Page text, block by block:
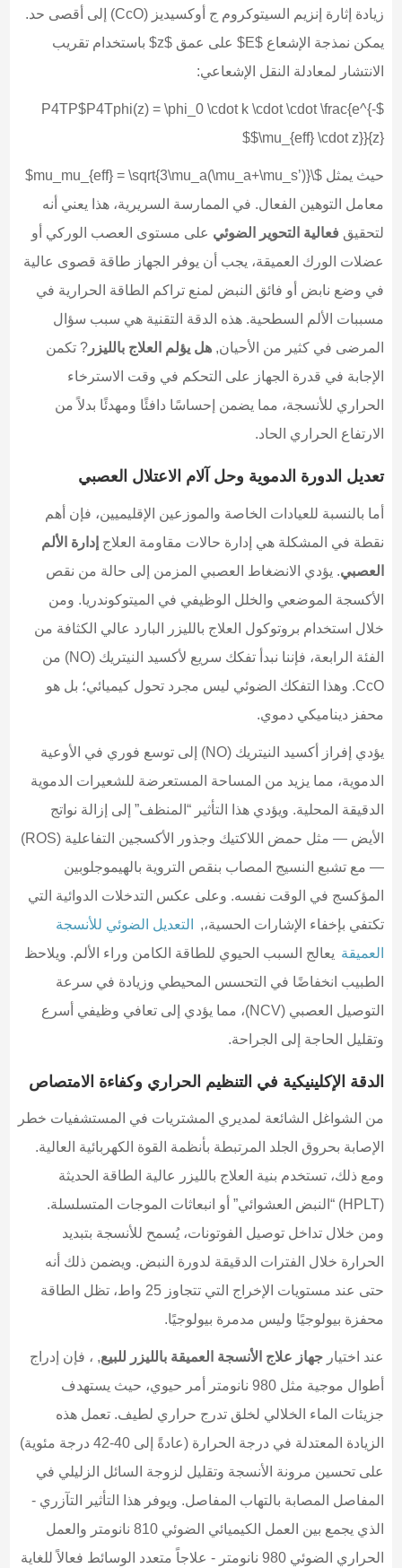
زيادة إثارة إنزيم السيتوكروم ج أوكسيديز (CcO) إلى أقصى حد.
يمكن نمذجة الإشعاع $E$ على عمق $z$ باستخدام تقريب
الانتشار لمعادلة النقل الإشعاعي:
$P4TP$P4Tphi(z) = \phi_0 \cdot k \cdot \cdot \frac{e^{-
\mu_{eff} \cdot z}}{z}$$
حيث يمثل $\mu_mu_{eff} = \sqrt{3\mu_a(\mu_a+\mu_s’)}$
معامل التوهين الفعال. في الممارسة السريرية، هذا يعني أنه
لتحقيق فعالية التحوير الضوئي على مستوى العصب الوركي أو
عضلات الورك العميقة، يجب أن يوفر الجهاز طاقة قصوى عالية
في وضع نابض أو فائق النبض لمنع تراكم الطاقة الحرارية في
مسببات الألم السطحية. هذه الدقة التقنية هي سبب سؤال
المرضى في كثير من الأحيان, هل يؤلم العلاج بالليزر ? تكمن
الإجابة في قدرة الجهاز على التحكم في وقت الاسترخاء
الحراري للأنسجة، مما يضمن إحساسًا دافئًا ومهدئًا بدلاً من
الارتفاع الحراري الحاد.
تعديل الدورة الدموية وحل آلام الاعتلال العصبي
أما بالنسبة للعيادات الخاصة والموزعين الإقليميين، فإن أهم
نقطة في المشكلة هي إدارة حالات مقاومة العلاج إدارة الألم
العصبي. يؤدي الانضغاط العصبي المزمن إلى حالة من نقص
الأكسجة الموضعي والخلل الوظيفي في الميتوكوندريا. ومن
خلال استخدام بروتوكول العلاج بالليزر البارد عالي الكثافة من
الفئة الرابعة، فإننا نبدأ تفكك سريع لأكسيد النيتريك (NO) من
CcO. وهذا التفكك الضوئي ليس مجرد تحول كيميائي؛ بل هو
محفز ديناميكي دموي.
يؤدي إفراز أكسيد النيتريك (NO) إلى توسع فوري في الأوعية
الدموية، مما يزيد من المساحة المستعرضة للشعيرات الدموية
الدقيقة المحلية. ويؤدي هذا التأثير “المنظف” إلى إزالة نواتج
الأيض — مثل حمض اللاكتيك وجذور الأكسجين التفاعلية (ROS)
— مع تشبع النسيج المصاب بنقص التروية بالهيموجلوبين
المؤكسج في الوقت نفسه. وعلى عكس التدخلات الدوائية التي
تكتفي بإخفاء الإشارات الحسية،,
التعديل الضوئي للأنسجة
العميقة يعالج السبب الحيوي للطاقة الكامن وراء الألم. ويلاحظ
الطبيب انخفاضًا في التحسس المحيطي وزيادة في سرعة
التوصيل العصبي (NCV)، مما يؤدي إلى تعافي وظيفي أسرع
وتقليل الحاجة إلى الجراحة.
الدقة الإكلينيكية في التنظيم الحراري وكفاءة الامتصاص
من الشواغل الشائعة لمديري المشتريات في المستشفيات خطر
الإصابة بحروق الجلد المرتبطة بأنظمة القوة الكهربائية العالية.
ومع ذلك، تستخدم بنية العلاج بالليزر عالية الطاقة الحديثة
(HPLT) “النبض العشوائي” أو انبعاثات الموجات المتسلسلة.
ومن خلال تداخل توصيل الفوتونات، يُسمح للأنسجة بتبديد
الحرارة خلال الفترات الدقيقة لدورة النبض. ويضمن ذلك أنه
حتى عند مستويات الإخراج التي تتجاوز 25 واط، تظل الطاقة
محفزة بيولوجيًا وليس مدمرة بيولوجيًا.
عند اختيار جهاز علاج الأنسجة العميقة بالليزر للبيع, ، فإن إدراج
أطوال موجية مثل 980 نانومتر أمر حيوي، حيث يستهدف
جزيئات الماء الخلالي لخلق تدرج حراري لطيف. تعمل هذه
الزيادة المعتدلة في درجة الحرارة (عادةً إلى 40-42 درجة مئوية)
على تحسين مرونة الأنسجة وتقليل لزوجة السائل الزليلي في
المفاصل المصابة بالتهاب المفاصل. ويوفر هذا التأثير التآزري -
الذي يجمع بين العمل الكيميائي الضوئي 810 نانومتر والعمل
الحراري الضوئي 980 نانومتر - علاجاً متعدد الوسائط فعالاً للغاية